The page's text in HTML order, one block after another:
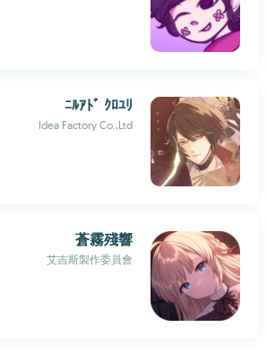
ﾆﾙｱﾄﾞ ｸﾛﾕﾘ
Idea Factory Co.,Ltd
蒼霧殘響
艾吉斯製作委員會